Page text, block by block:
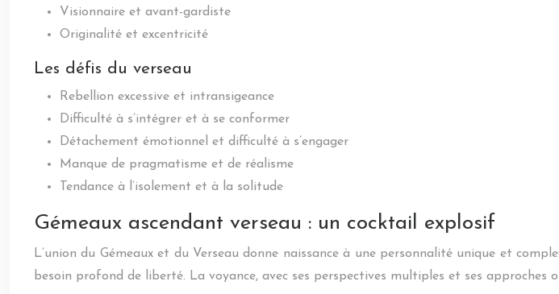
Visionnaire et avant-gardiste
Originalité et excentricité
Les défis du verseau
Rebellion excessive et intransigeance
Difficulté à s’intégrer et à se conformer
Détachement émotionnel et difficulté à s’engager
Manque de pragmatisme et de réalisme
Tendance à l’isolement et à la solitude
Gémeaux ascendant verseau : un cocktail explosif
L’union du Gémeaux et du Verseau donne naissance à une personnalité unique et
besoin profond de liberté. La voyance, avec ses perspectives multiples et ses approches